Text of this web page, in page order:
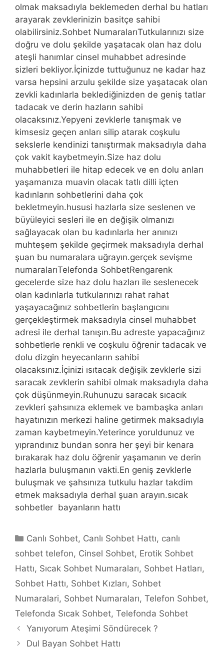
olmak maksadıyla beklemeden derhal bu hatları
arayarak zevklerinizin basitçe sahibi
olabilirsiniz.Sohbet NumaralarıTutkularınızı size
doğru ve dolu şekilde yaşatacak olan haz dolu
ateşli hanımlar cinsel muhabbet adresinde
sizleri bekliyor.İçinizde tuttuğunuz ne kadar haz
varsa hepsini arzulu şekilde size yaşatacak olan
zevkli kadınlarla beklediğinizden de geniş tatlar
tadacak ve derin hazların sahibi
olacaksınız.Yepyeni zevklerle tanışmak ve
kimsesiz geçen anları silip atarak coşkulu
sekslerle kendinizi tanıştırmak maksadıyla daha
çok vakit kaybetmeyin.Size haz dolu
muhabbetleri ile hitap edecek ve en dolu anları
yaşamanıza muavin olacak tatlı dilli içten
kadınların sohbetlerini daha çok
bekletmeyin.hususi hazlarla size seslenen ve
büyüleyici sesleri ile en değişik olmanızı
sağlayacak olan bu kadınlarla her anınızı
muhteşem şekilde geçirmek maksadıyla derhal
şuan bu numaralara uğrayın.gerçek sevişme
numaralarıTelefonda SohbetRengarenk
gecelerde size haz dolu hazları ile seslenecek
olan kadınlarla tutkularınızı rahat rahat
yaşayacağınız sohbetlerin başlangıcını
gerçekleştirmek maksadıyla cinsel muhabbet
adresi ile derhal tanışın.Bu adreste yapacağınız
sohbetlerle renkli ve coşkulu öğrenir tadacak ve
dolu dizgin heyecanların sahibi
olacaksınız.İçinizi ısıtacak değişik zevklerle sizi
saracak zevklerin sahibi olmak maksadıyla daha
çok düşünmeyin.Ruhunuzu saracak sıcacık
zevkleri şahsınıza eklemek ve bambaşka anları
hayatınızın merkezi haline getirmek maksadıyla
zaman kaybetmeyin.Yeterince yoruldunuz ve
yıprandınız bundan sonra her şeyi bir kenara
bırakarak haz dolu öğrenir yaşamanın ve derin
hazlarla buluşmanın vakti.En geniş zevklerle
buluşmak ve şahsınıza tutkulu hazlar takdim
etmek maksadıyla derhal şuan arayın.sıcak
sohbetler bayanların hattı
Kategoriler
Canlı Sohbet, Canlı Sohbet Hattı, canlı
sohbet telefon, Cinsel Sohbet, Erotik Sohbet
Hattı, Sıcak Sohbet Numaraları, Sohbet Hatları,
Sohbet Hattı, Sohbet Kızları, Sohbet
Numaralari, Sohbet Numaraları, Telefon Sohbet,
Telefonda Sıcak Sohbet, Telefonda Sohbet
Yanıyorum Ateşimi Söndürecek ?
Dul Bayan Sohbet Hattı